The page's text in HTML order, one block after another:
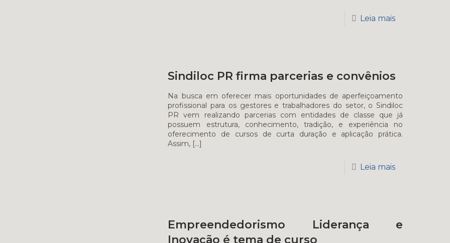
Leia mais
Sindiloc PR firma parcerias e convênios
Na busca em oferecer mais oportunidades de aperfeiçoamento
profissional para os gestores e trabalhadores do setor, o Sindiloc
PR vem realizando parcerias com entidades de classe que já
possuem estrutura, conhecimento, tradição, e experiência no
oferecimento de cursos de curta duração e aplicação prática.
Assim, […]
Leia mais
Empreendedorismo Liderança e
Inovação é tema de curso